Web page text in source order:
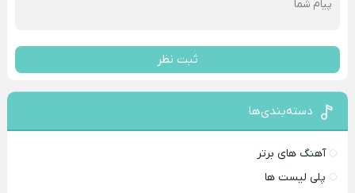
ثبت نظر
دسته‌بندی‌ها
آهنگ های برتر
پلی لیست ها